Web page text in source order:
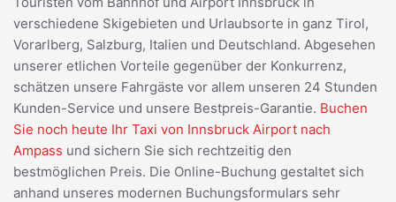
verschiedene Skigebieten und Urlaubsorte in ganz Tirol,
Vorarlberg, Salzburg, Italien und Deutschland. Abgesehen
unserer etlichen Vorteile gegenüber der Konkurrenz,
schätzen unsere Fahrgäste vor allem unseren 24 Stunden
Kunden-Service und unsere Bestpreis-Garantie. Buchen
Sie noch heute Ihr Taxi von Innsbruck Airport nach
Ampass und sichern Sie sich rechtzeitig den
bestmöglichen Preis. Die Online-Buchung gestaltet sich
anhand unseres modernen Buchungsformulars sehr